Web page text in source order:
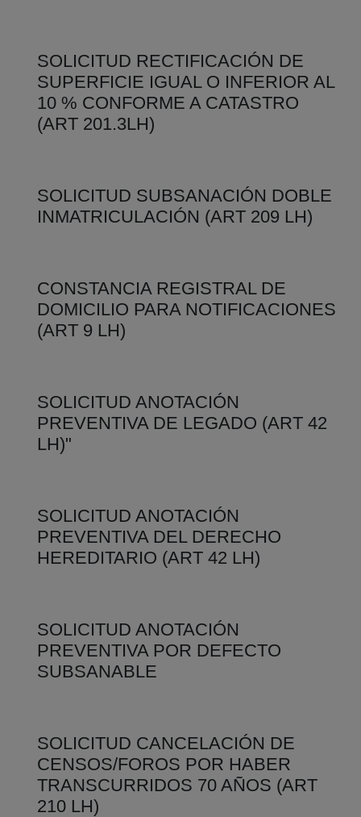
SOLICITUD RECTIFICACIÓN DE
SUPERFICIE IGUAL O INFERIOR AL
10 % CONFORME A CATASTRO
(ART 201.3LH)
SOLICITUD SUBSANACIÓN DOBLE
INMATRICULACIÓN (ART 209 LH)
CONSTANCIA REGISTRAL DE
DOMICILIO PARA NOTIFICACIONES
(ART 9 LH)
SOLICITUD ANOTACIÓN
PREVENTIVA DE LEGADO (ART 42
LH)"
SOLICITUD ANOTACIÓN
PREVENTIVA DEL DERECHO
HEREDITARIO (ART 42 LH)
SOLICITUD ANOTACIÓN
PREVENTIVA POR DEFECTO
SUBSANABLE
SOLICITUD CANCELACIÓN DE
CENSOS/FOROS POR HABER
TRANSCURRIDOS 70 AÑOS (ART
210 LH)